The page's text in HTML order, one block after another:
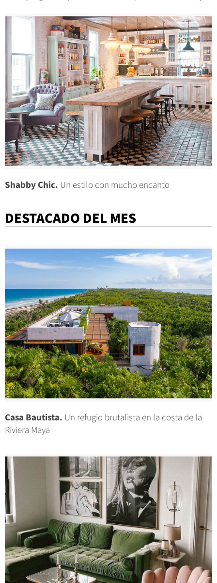
Shabby Chic. Un estilo con mucho encanto
DESTACADO DEL MES
Casa Bautista. Un refugio brutalista en la costa de la
Riviera Maya